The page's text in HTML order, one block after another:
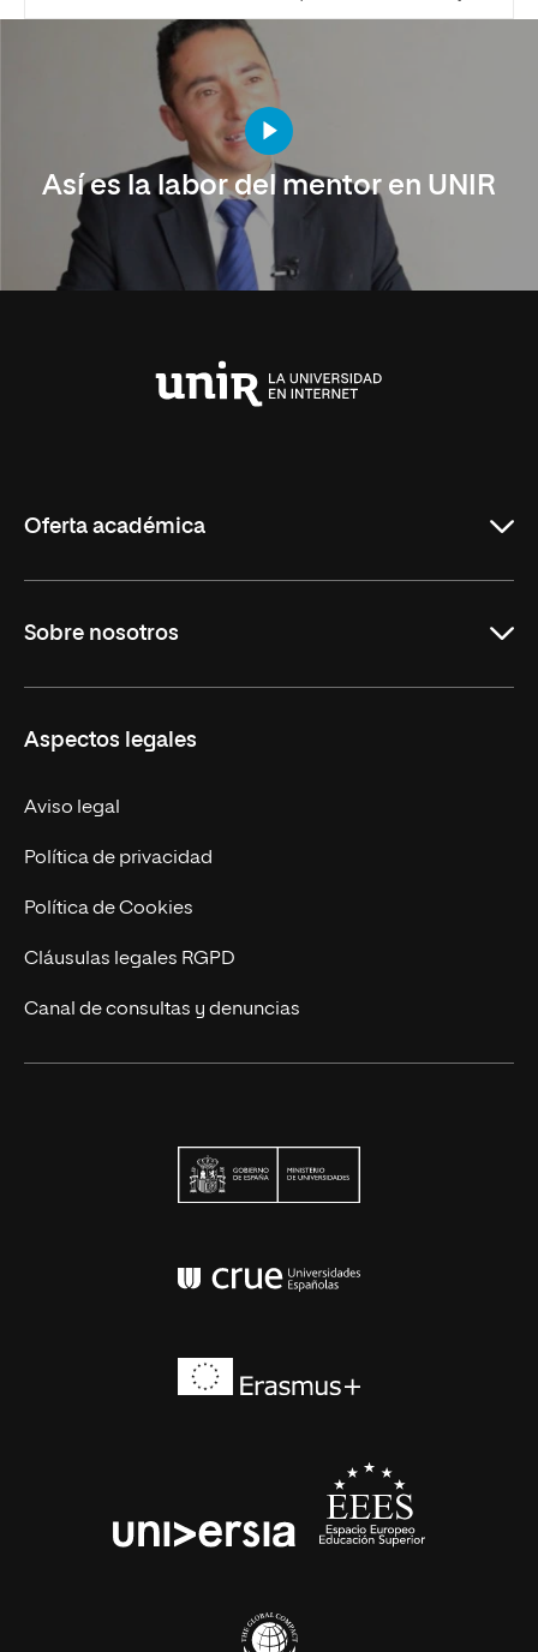
Así es la labor del mentor en UNIR
Oferta académica
Maestrías
Educación Continuada
Sobre nosotros
Trabaja en UNIR
Actualidad
Contacto
Aspectos legales
Aviso legal
Política de privacidad
Política de Cookies
Cláusulas legales RGPD
Canal de consultas y denuncias
Conferencia de
universia